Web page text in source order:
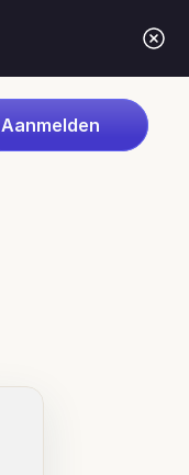
Aanmelden